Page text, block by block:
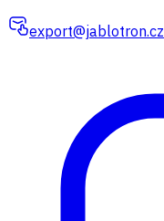
export@jablotron.cz